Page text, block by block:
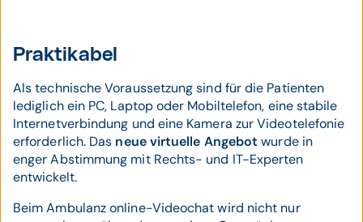
Praktikabel
Als technische Voraussetzung sind für die Patienten
lediglich ein PC, Laptop oder Mobiltelefon, eine stabile
Internetverbindung und eine Kamera zur Videotelefonie
erforderlich. Das neue virtuelle Angebot wurde in
enger Abstimmung mit Rechts- und IT-Experten
entwickelt.
Beim Ambulanz online-Videochat wird nicht nur